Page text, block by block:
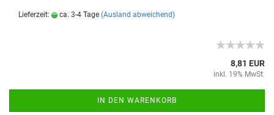
Lieferzeit: ca. 3-4 Tage (Ausland abweichend)
8,81 EUR
inkl. 19% MwSt.
IN DEN WARENKORB